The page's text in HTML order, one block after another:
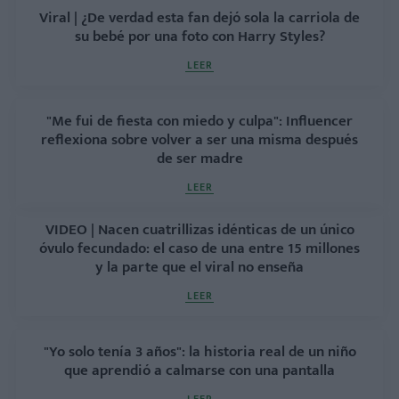
Viral | ¿De verdad esta fan dejó sola la carriola de
su bebé por una foto con Harry Styles?
LEER
"Me fui de fiesta con miedo y culpa": Influencer
reflexiona sobre volver a ser una misma después
de ser madre
LEER
VIDEO | Nacen cuatrillizas idénticas de un único
óvulo fecundado: el caso de una entre 15 millones
y la parte que el viral no enseña
LEER
"Yo solo tenía 3 años": la historia real de un niño
que aprendió a calmarse con una pantalla